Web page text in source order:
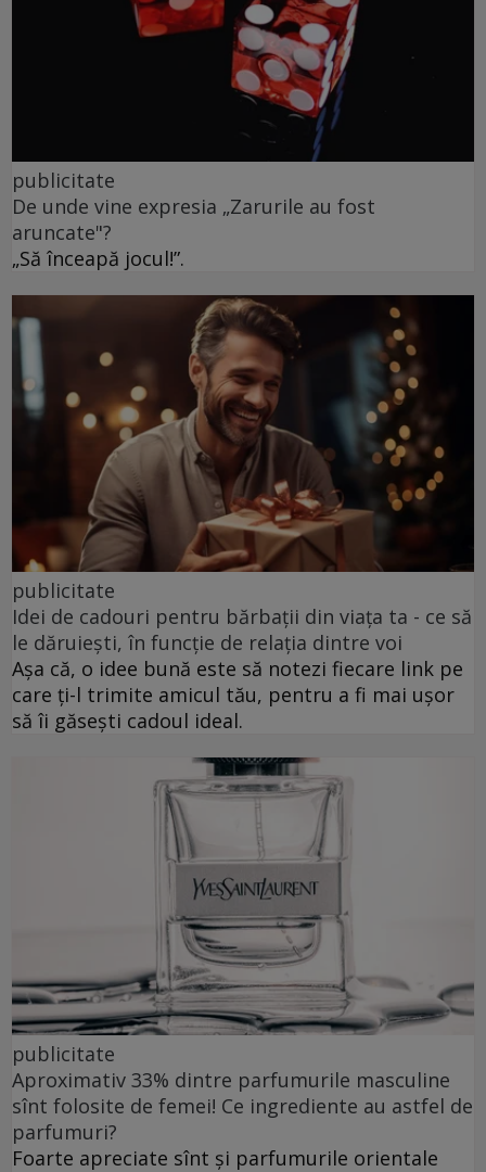
publicitate
De unde vine expresia „Zarurile au fost
aruncate"?
„Să înceapă jocul!”.
publicitate
Idei de cadouri pentru bărbații din viața ta - ce să
le dăruiești, în funcție de relația dintre voi
Așa că, o idee bună este să notezi fiecare link pe
care ți-l trimite amicul tău, pentru a fi mai ușor
să îi găsești cadoul ideal.
publicitate
Aproximativ 33% dintre parfumurile masculine
sînt folosite de femei! Ce ingrediente au astfel de
parfumuri?
Foarte apreciate sînt și parfumurile orientale